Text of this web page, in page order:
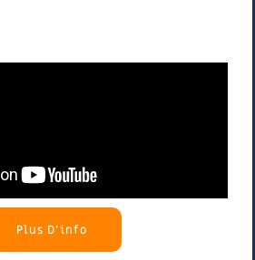
Plus D'info